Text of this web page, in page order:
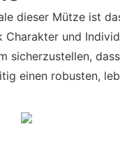
dieser Mütze ist
Charakter und
sicherzustellen,
einen robusten,